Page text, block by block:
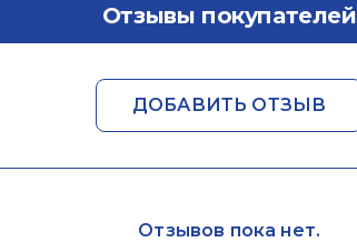
Отзывы покупателей
ДОБАВИТЬ ОТЗЫВ
Отзывов пока нет.